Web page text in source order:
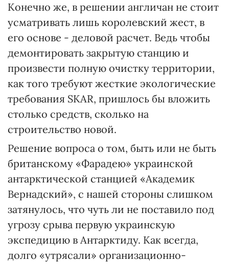
Конечно же, в решении англичан не стоит
усматривать лишь королевский жест, в
его основе - деловой расчет. Ведь чтобы
демонтировать закрытую станцию и
произвести полную очистку территории,
как того требуют жесткие экологические
требования SKAR, пришлось бы вложить
столько средств, сколько на
строительство новой.
Решение вопроса о том, быть или не быть
британскому «Фарадею» украинской
антарктической станцией «Академик
Вернадский», с нашей стороны слишком
затянулось, что чуть ли не поставило под
угрозу срыва первую украинскую
экспедицию в Антарктиду. Как всегда,
долго «утрясали» организационно-